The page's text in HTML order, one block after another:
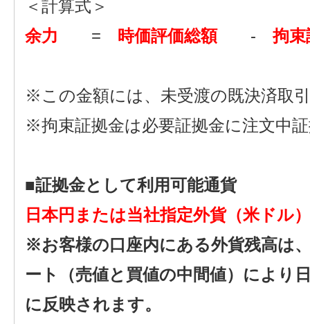
＜計算式＞
余力 = 時価評価総額-拘束
※この金額には、未受渡の既決済取
※拘束証拠金は必要証拠金に注文中
■証拠金として利用可能通貨
日本円または当社指定外貨（米ドル）
※お客様の口座内にある外貨残高は
ート（売値と買値の中間値）により
に反映されます。